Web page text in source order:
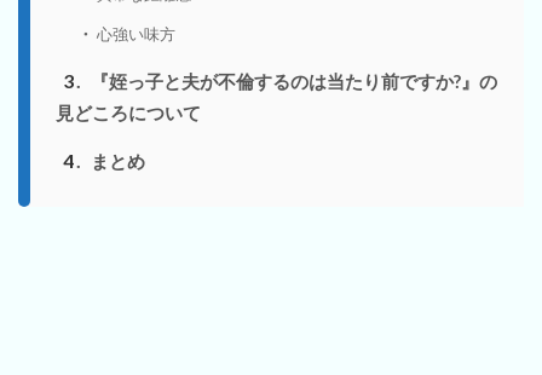
心強い味方
3
『姪っ子と夫が不倫するのは当たり前ですか?』の
見どころについて
4 まとめ